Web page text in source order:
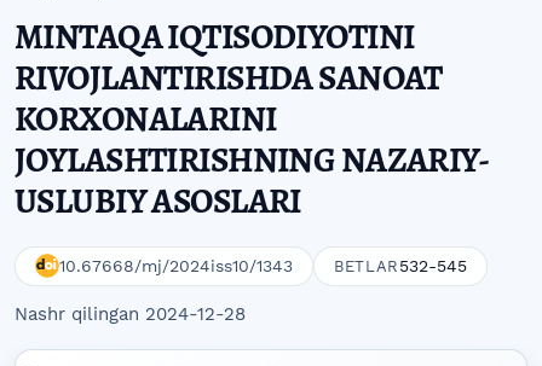
MINTAQA IQTISODIYOTINI
RIVOJLANTIRISHDA SANOAT
KORXONALARINI
JOYLASHTIRISHNING NAZARIY-
USLUBIY ASOSLARI
10.67668/mj/2024iss10/1343 BETLAR 532-545
Nashr qilingan 2024-12-28